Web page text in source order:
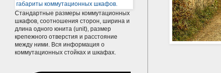
Стандартные размеры коммутационных
шкафов, соотношения сторон, ширина и
длина одного юнита (unit), размер
крепежного отверстия и расстояние
между ними. Вся информация о
коммутационных стойках и шкафах.